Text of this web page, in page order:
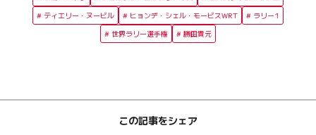
ティエリー・ヌービル
ヒョンデ・シェル・モービスWRT
ラリー1
世界ラリー選手権
勝田貴元
この記事をシェア